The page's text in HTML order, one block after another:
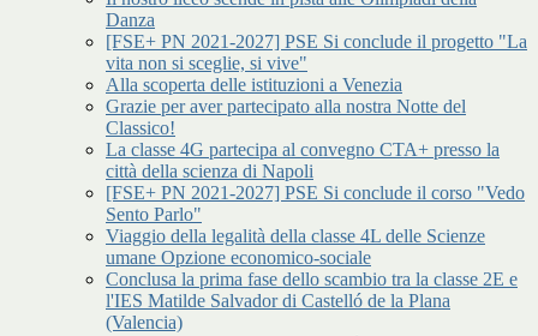
Danza
[FSE+ PN 2021-2027] PSE Si conclude il progetto "La
vita non si sceglie, si vive"
Alla scoperta delle istituzioni a Venezia
Grazie per aver partecipato alla nostra Notte del
Classico!
La classe 4G partecipa al convegno CTA+ presso la
città della scienza di Napoli
[FSE+ PN 2021-2027] PSE Si conclude il corso "Vedo
Sento Parlo"
Viaggio della legalità della classe 4L delle Scienze
umane Opzione economico-sociale
Conclusa la prima fase dello scambio tra la classe 2E e
l'IES Matilde Salvador di Castelló de la Plana
(Valencia)